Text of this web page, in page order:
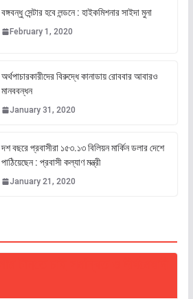
বঙ্গবন্ধু সেন্টার হবে লন্ডনে : হাইকমিশনার সাইদা মুনা
February 1, 2020
অর্থপাচারকারীদের বিরুদ্ধে কানাডায় রোববার আবারও
মানববন্ধন
January 31, 2020
দশ বছরে প্রবাসীরা ১৫৩.১৩ বিলিয়ন মার্কিন ডলার দেশে
পাঠিয়েছেন : প্রবাসী কল্যাণ মন্ত্রী
January 21, 2020